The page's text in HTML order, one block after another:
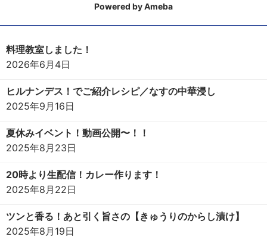
Powered by Ameba
料理教室しました！
2026年6月4日
ヒルナンデス！でご紹介レシピ／なすの中華浸し
2025年9月16日
夏休みイベント！動画公開〜！！
2025年8月23日
20時より生配信！カレー作ります！
2025年8月22日
ツンと香る！あと引く旨さの【きゅうりのからし漬け】
2025年8月19日